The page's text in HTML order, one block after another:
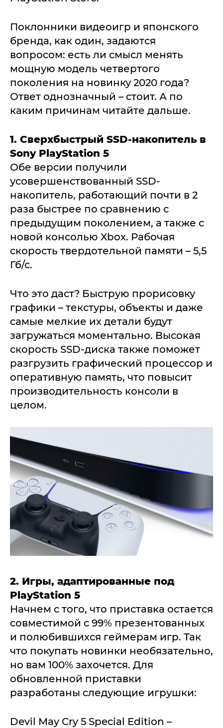
Поклонники видеоигр и японского
бренда, как один, задаются
вопросом: есть ли смысл менять
мощную модель четвертого
поколения на новинку 2020 года?
Ответ однозначный – стоит. А по
каким причинам читайте дальше.
1. Сверхбыстрый SSD-накопитель в
Sony PlayStation 5
Обе версии получили
усовершенствованный SSD-
накопитель, работающий почти в 2
раза быстрее по сравнению с
предыдущим поколением, а также с
новой консолью Xbox. Рабочая
скорость твердотельной памяти – 5,5
Гб/с.
Что это даст? Быструю прорисовку
графики – текстуры, объекты и даже
самые мелкие их детали будут
загружаться моментально. Высокая
скорость SSD-диска также поможет
разгрузить графический процессор и
оперативную память, что повысит
производительность консоли в
целом.
2. Игры, адаптированные под
PlayStation 5
Начнем с того, что приставка остается
совместимой с 99% презентованных
и полюбившихся геймерам игр. Так
что покупать новинки необязательно,
но вам 100% захочется. Для
обновленной приставки
разработаны следующие игрушки:
Devil May Cry 5 Special Edition –